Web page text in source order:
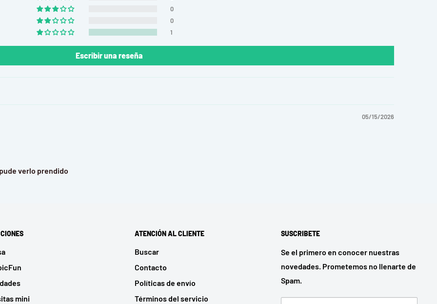
0
0
1
Escribir una reseña
05/15/2026
verlo prendido
mini
ATENCIÓN AL CLIENTE
Buscar
Contacto
Políticas de envío
Términos del servicio
SUSCRIBETE
Se el primero en conocer nuestras
novedades. Prometemos no llenarte de
Spam.